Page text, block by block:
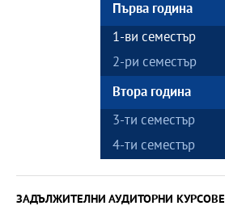
Първа година
1-ви семестър
2-ри семестър
Втора година
3-ти семестър
4-ти семестър
ЗАДЪЛЖИТЕЛНИ АУДИТОРНИ КУРСОВЕ